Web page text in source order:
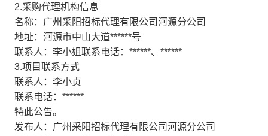
2.采购代理机构信息
名称：广州采阳招标代理有限公司河源分公司
地址：河源市中山大道******号
联系人：李小姐联系电话： ******、 ******
3.项目联系方式
联系人：李小贞
联系电话： ******
特此公告。
发布人：广州采阳招标代理有限公司河源分公司